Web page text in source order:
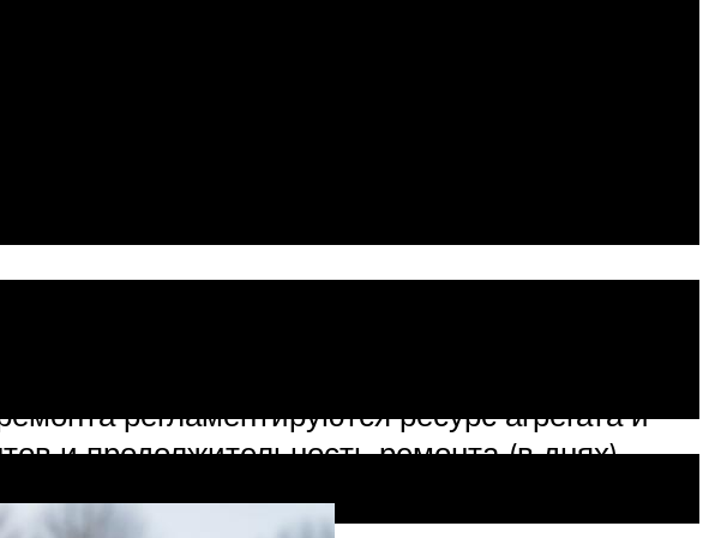
и полного или близкого к полному
любых его частей, включая
на специальных авторемонтных
замену всех неисправных агрегатов, узлов
и его агрегаты после капитального ремонта
является замена ремонта полнокомплектных
агрегаты, требующие капитального
метод позволяет значительно сократить
регламентируются ресурс агрегата и
и продолжительность ремонта (в днях).